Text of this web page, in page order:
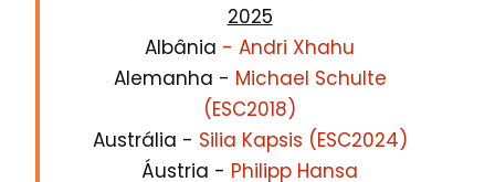
2025
Albânia - Andri Xhahu
Alemanha - Michael Schulte
(ESC2018)
Austrália - Silia Kapsis (ESC2024)
Áustria - Philipp Hansa